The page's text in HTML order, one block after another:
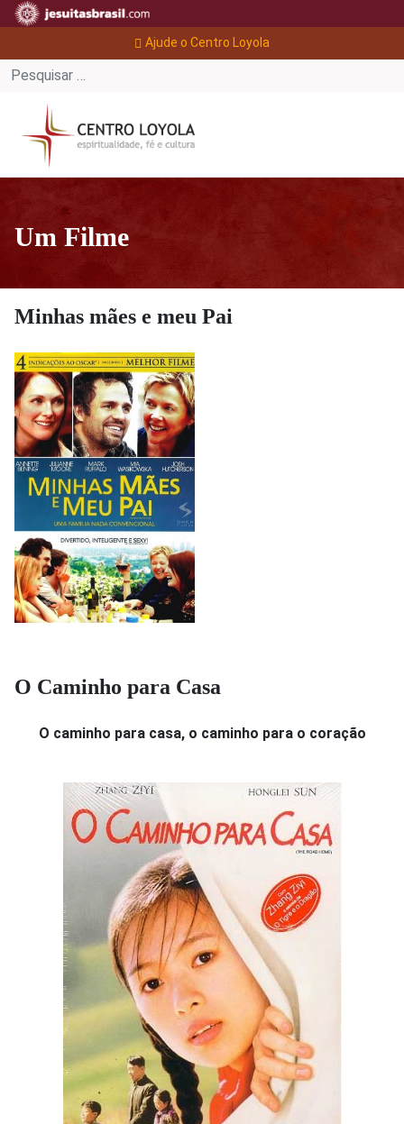
Ajude o Centro Loyola
Um Filme
Minhas mães e meu Pai
O Caminho para Casa
O caminho para casa, o caminho para o coração